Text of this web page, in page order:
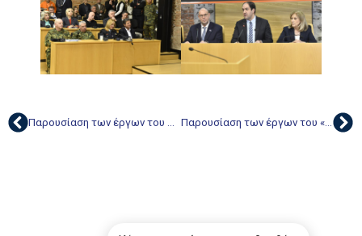
Παρουσίαση των έργων του Προγράμματος «ΑΙΓΙΣ» και επιχειρησιακή θωράκιση ενόψει της Αντιπυρικής Περιόδου 2026 στην Περιφέρεια Αττικής Παρουσίαση των έργων του «ΑΙΓΙΣ» που χρηματοδοτούνται από το Ταμείο Ανάκαμψης και Ανθεκτικότητας, στο πλαίσιο προετοιμασίας ενόψει της αντιπυρικής περιόδου 2026 στην Περιφέρεια Κεντρικής Μακεδονίας.